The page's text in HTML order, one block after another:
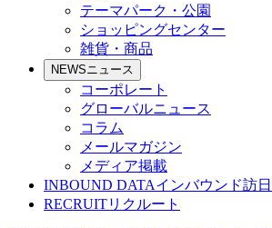
テーマパーク・公園
ショッピングセンター
雑貨・商品
NEWS ニュース
コーポレート
グローバルニュース
コラム
メールマガジン
メディア掲載
INBOUND DATAインバウンド訪
RECRUITリクルート